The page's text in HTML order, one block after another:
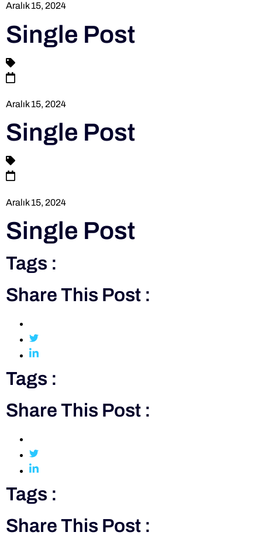
Aralık 15, 2024
Single Post
Aralık 15, 2024
Single Post
Aralık 15, 2024
Single Post
Tags :
Share This Post :
Tags :
Share This Post :
Tags :
Share This Post :